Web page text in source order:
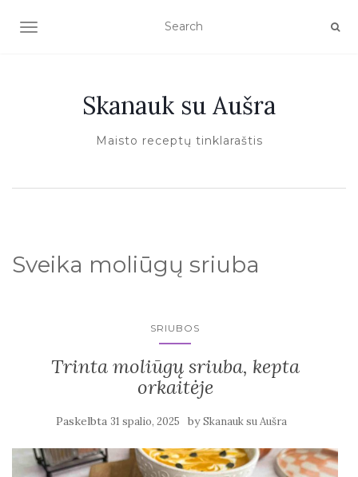
TOGGLE NAVIGATION
Skanauk su Aušra
Maisto receptų tinklaraštis
Sveika moliūgų sriuba
SRIUBOS
Trinta moliūgų sriuba, kepta
orkaitėje
Paskelbta 31 spalio, 2025 bySkanauk su Aušra